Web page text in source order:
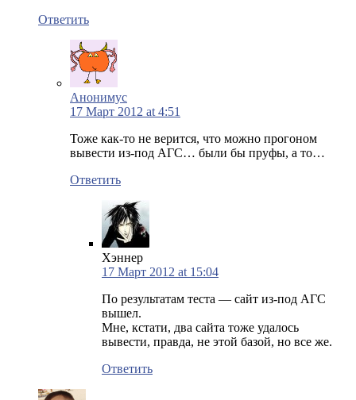
Ответить
Анонимус
17 Март 2012 at 4:51
Тоже как-то не верится, что можно прогоном
вывести из-под АГС… были бы пруфы, а то…
Ответить
Хэннер
17 Март 2012 at 15:04
По результатам теста — сайт из-под АГС
вышел.
Мне, кстати, два сайта тоже удалось
вывести, правда, не этой базой, но все же.
Ответить